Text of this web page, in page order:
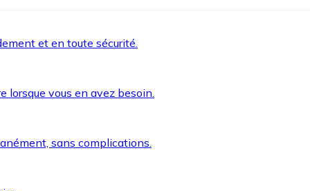
et en toute sécurité.
lorsque vous en avez besoin.
sans complications.